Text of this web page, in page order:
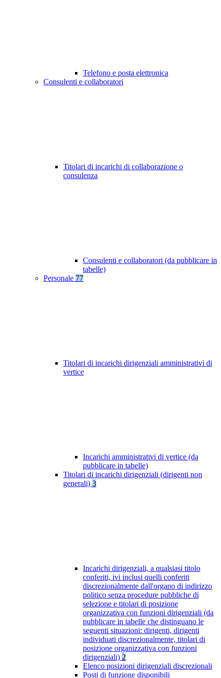
Telefono e posta elettronica
Consulenti e collaboratori
Titolari di incarichi di collaborazione o
consulenza
Consulenti e collaboratori (da pubblicare in
tabelle)
Personale 77
Titolari di incarichi dirigenziali amministrativi di
vertice
Incarichi amministrativi di vertice (da
pubblicare in tabelle)
Titolari di incarichi dirigenziali (dirigenti non
generali) 3
Incarichi dirigenziali, a qualsiasi titolo
conferiti, ivi inclusi quelli conferiti
discrezionalmente dall'organo di indirizzo
politico senza procedure pubbliche di
selezione e titolari di posizione
organizzativa con funzioni dirigenziali (da
pubblicare in tabelle che distinguano le
seguenti situazioni: dirigenti, dirigenti
individuati discrezionalmente, titolari di
posizione organizzativa con funzioni
dirigenziali) 2
Elenco posizioni dirigenziali discrezionali
Posti di funzione disponibili